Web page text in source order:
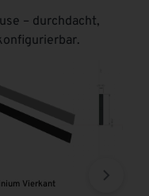
– durchdacht,
Elemente